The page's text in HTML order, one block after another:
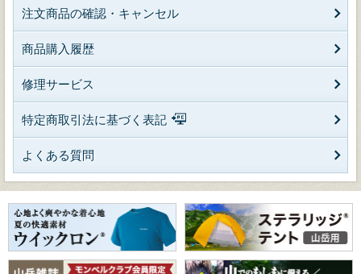
注文商品の確認・キャンセル
商品購入履歴
修理サービス
特定商取引法に基づく表記
よくある質問